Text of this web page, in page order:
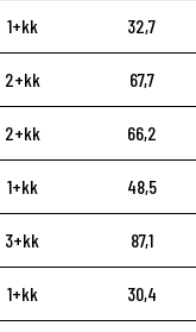
1+kk 32,7
2+kk 67,7
2+kk 66,2
1+kk 48,5
3+kk 87,1
1+kk 30,4